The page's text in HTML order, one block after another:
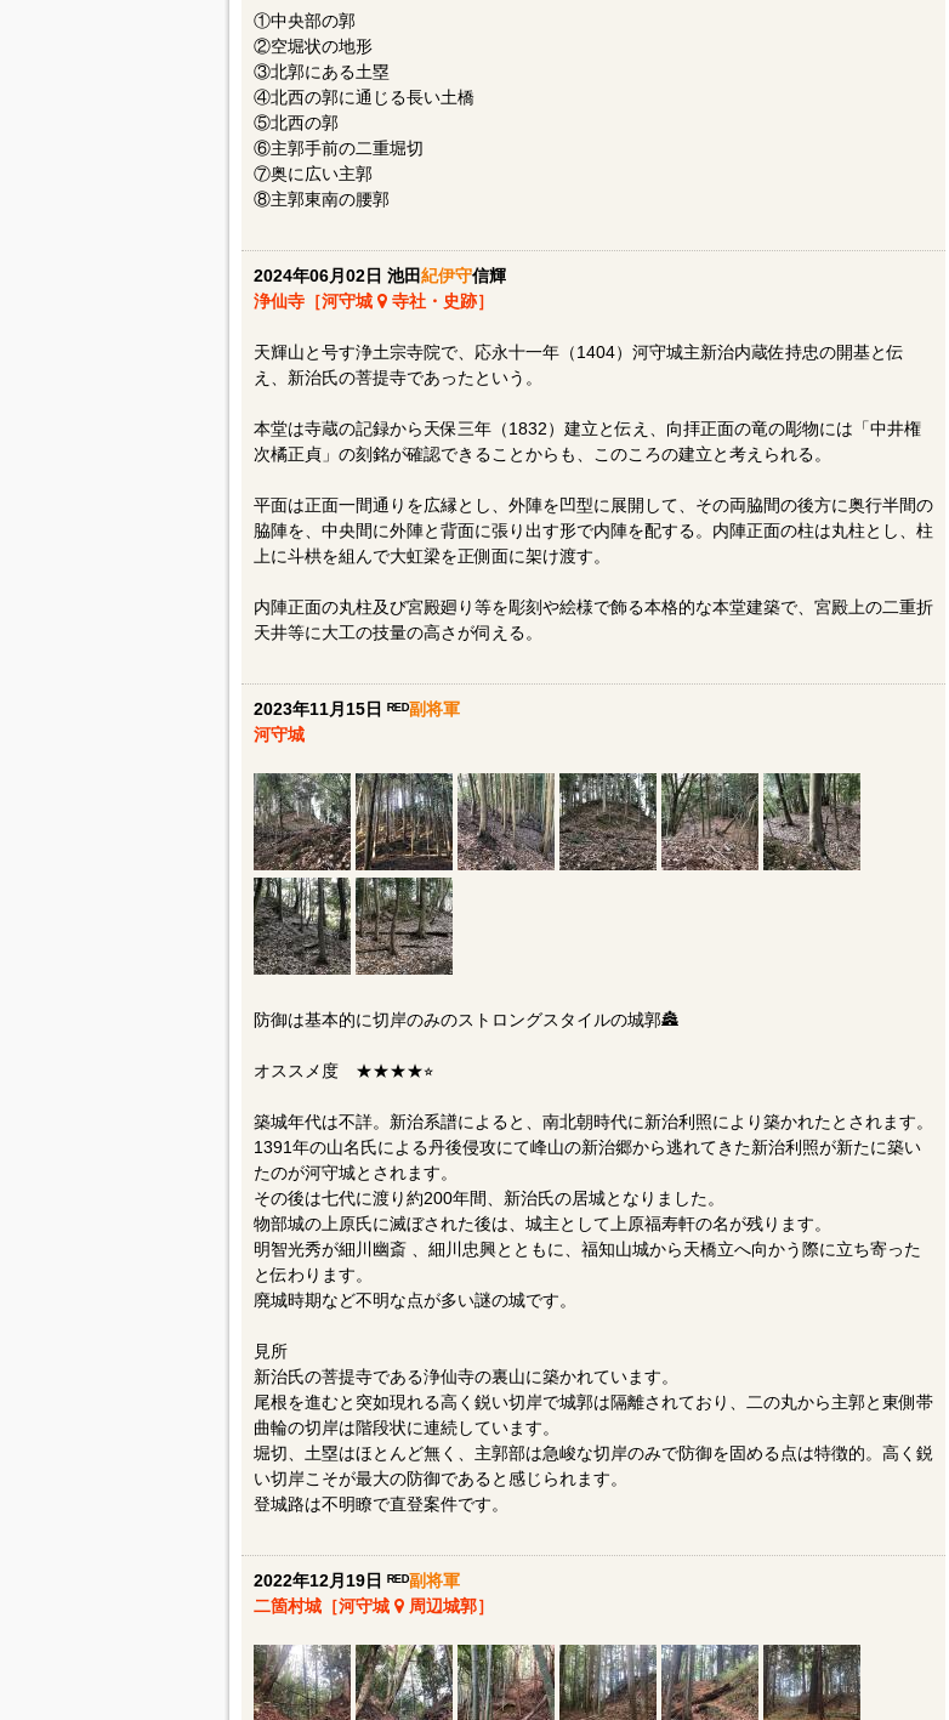
①中央部の郭
②空堀状の地形
③北郭にある土塁
④北西の郭に通じる長い土橋
⑤北西の郭
⑥主郭手前の二重堀切
⑦奥に広い主郭
⑧主郭東南の腰郭
2024年06月02日 池田紀伊守信輝
浄仙寺［河守城
寺社・史跡］
天輝山と号す浄土宗寺院で、応永十一年（1404）河守城主新治内蔵佐持忠の開基と伝
え、新治氏の菩提寺であったという。
本堂は寺蔵の記録から天保三年（1832）建立と伝え、向拝正面の竜の彫物には「中井権
次橘正貞」の刻銘が確認できることからも、このころの建立と考えられる。
平面は正面一間通りを広縁とし、外陣を凹型に展開して、その両脇間の後方に奥行半間の
脇陣を、中央間に外陣と背面に張り出す形で内陣を配する。内陣正面の柱は丸柱とし、柱
上に斗栱を組んで大虹梁を正側面に架け渡す。
内陣正面の丸柱及び宮殿廻り等を彫刻や絵様で飾る本格的な本堂建築で、宮殿上の二重折
天井等に大工の技量の高さが伺える。
2023年11月15日 ᴿᴱᴰ副将軍
河守城
防御は基本的に切岸のみのストロングスタイルの城郭🏯
オススメ度 ★★★★⭐︎
築城年代は不詳。新治系譜によると、南北朝時代に新治利照により築かれたとされます。
1391年の山名氏による丹後侵攻にて峰山の新治郷から逃れてきた新治利照が新たに築い
たのが河守城とされます。
その後は七代に渡り約200年間、新治氏の居城となりました。
物部城の上原氏に滅ぼされた後は、城主として上原福寿軒の名が残ります。
明智光秀が細川幽斎 、細川忠興とともに、福知山城から天橋立へ向かう際に立ち寄った
と伝わります。
廃城時期など不明な点が多い謎の城です。
見所
新治氏の菩提寺である浄仙寺の裏山に築かれています。
尾根を進むと突如現れる高く鋭い切岸で城郭は隔離されており、二の丸から主郭と東側帯
曲輪の切岸は階段状に連続しています。
堀切、土塁はほとんど無く、主郭部は急峻な切岸のみで防御を固める点は特徴的。高く鋭
い切岸こそが最大の防御であると感じられます。
登城路は不明瞭で直登案件です。
2022年12月19日 ᴿᴱᴰ副将軍
二箇村城［河守城
周辺城郭］